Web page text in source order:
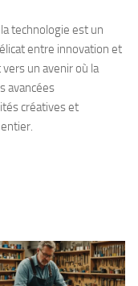
technologie est un
entre innovation et
un avenir où la
avancées
créatives et